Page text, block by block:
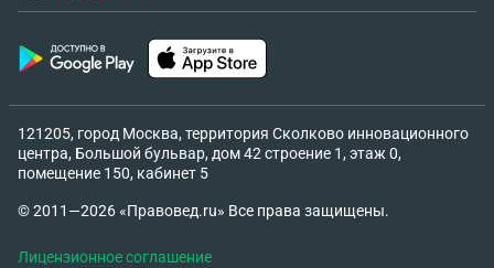
121205, город Москва, территория Сколково инновационного
центра, Большой бульвар, дом 42 строение 1, этаж 0,
помещение 150, кабинет 5
© 2011—2026 «Правовед.ru» Все права защищены.
Лицензионное соглашение